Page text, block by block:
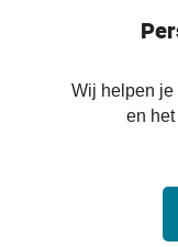
Wij helpen je
en